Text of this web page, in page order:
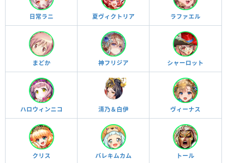
日常ラニ 夏ヴィクトリア ラファエル
まどか 神フリジア シャーロット
ハロウィンニコ 清乃＆白伊 ヴィーナス
クリス バレキムカム トール